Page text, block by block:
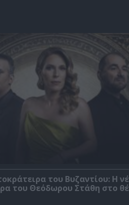
του Βυζαντίου: Η
του Θεόδωρου Στάθη στο